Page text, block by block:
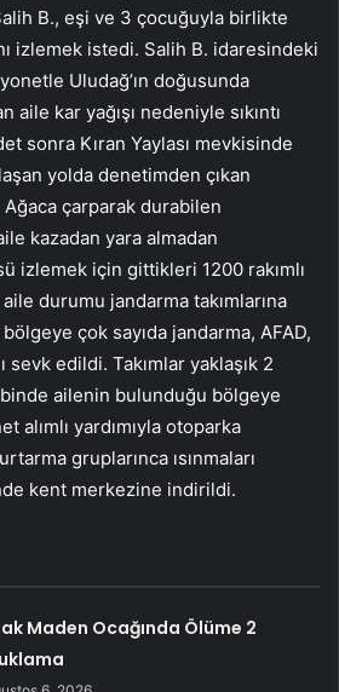
B., eşi ve 3 çocuğuyla birlikte
izlemek istedi. Salih B. idaresindeki
Uludağ’ın doğusunda
aile kar yağışı nedeniyle sıkıntı
sonra Kıran Yaylası mevkisinde
yolda denetimden çıkan
çarparak durabilen
kazadan yara almadan
izlemek için gittikleri 1200 rakımlı
durumu jandarma takımlarına
çok sayıda jandarma, AFAD,
sevk edildi. Takımlar yaklaşık 2
ailenin bulunduğu bölgeye
alımlı yardımıyla otoparka
gruplarınca ısınmaları
kent merkezine indirildi.
Maden Ocağında Ölüme 2